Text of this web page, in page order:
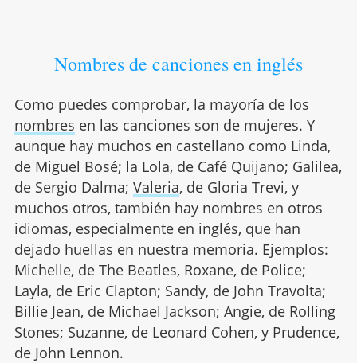
Nombres de canciones en inglés
Como puedes comprobar, la mayoría de los
nombres en las canciones son de mujeres. Y
aunque hay muchos en castellano como Linda,
de Miguel Bosé; la Lola, de Café Quijano; Galilea,
de Sergio Dalma; Valeria, de Gloria Trevi, y
muchos otros, también hay nombres en otros
idiomas, especialmente en inglés, que han
dejado huellas en nuestra memoria. Ejemplos:
Michelle, de The Beatles, Roxane, de Police;
Layla, de Eric Clapton; Sandy, de John Travolta;
Billie Jean, de Michael Jackson; Angie, de Rolling
Stones; Suzanne, de Leonard Cohen, y Prudence,
de John Lennon.